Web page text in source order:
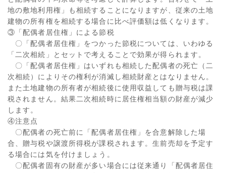
地の敷地利用権」も相続することになりますが、従来の土地
建物の所有権を相続する場合に比べ評価額は低くなります。
③「配偶者居住権」による節税
〇「配偶者居住権」をつかった節税については、いわゆる
「二次相続」とセットで考えることで効果が得られます。
〇「配偶者居住権」はいずれも相続した配偶者の死亡（二
次相続）によりその権利が消滅し相続財産とはなりません。
また土地建物の所有者が相続後に使用収益しても贈与税は課
税されません。結果二次相続時に居住権相当額の財産が減少
します。
④注意点
〇配偶者の死亡前に「配偶者居住権」を合意解除した場
合、贈与税や譲渡所得税が課税されます。生前売却を予定す
る場合には気を付けましょう。
〇配偶者固有の財産が多い場合には従来通り「配偶者居住